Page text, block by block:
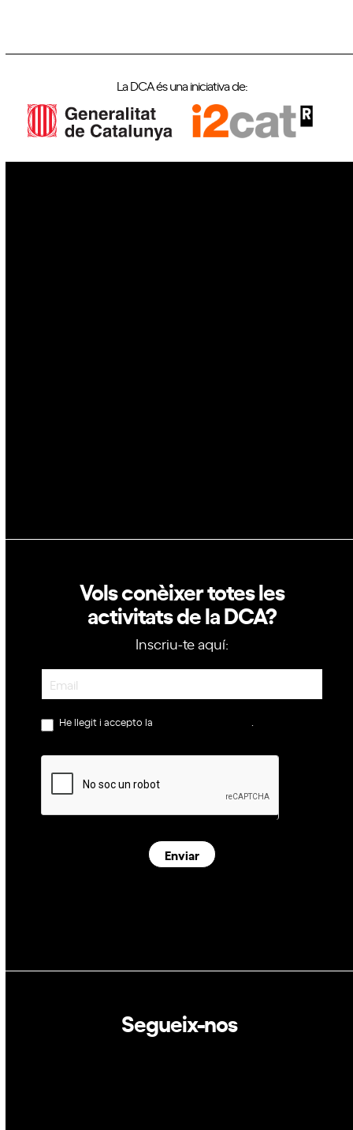
La DCA és una iniciativa de:
Vols conèixer totes les
activitats de la DCA?
Inscriu-te aquí:
Newsletter
He llegit i accepto la política de privacitat.
Enviar
Segueix-nos